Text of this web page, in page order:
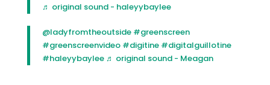
♬ original sound - haleyybaylee
@ladyfromtheoutside #greenscreen
#greenscreenvideo #digitine #digitalguillotine
#haleyybaylee ♬ original sound - Meagan